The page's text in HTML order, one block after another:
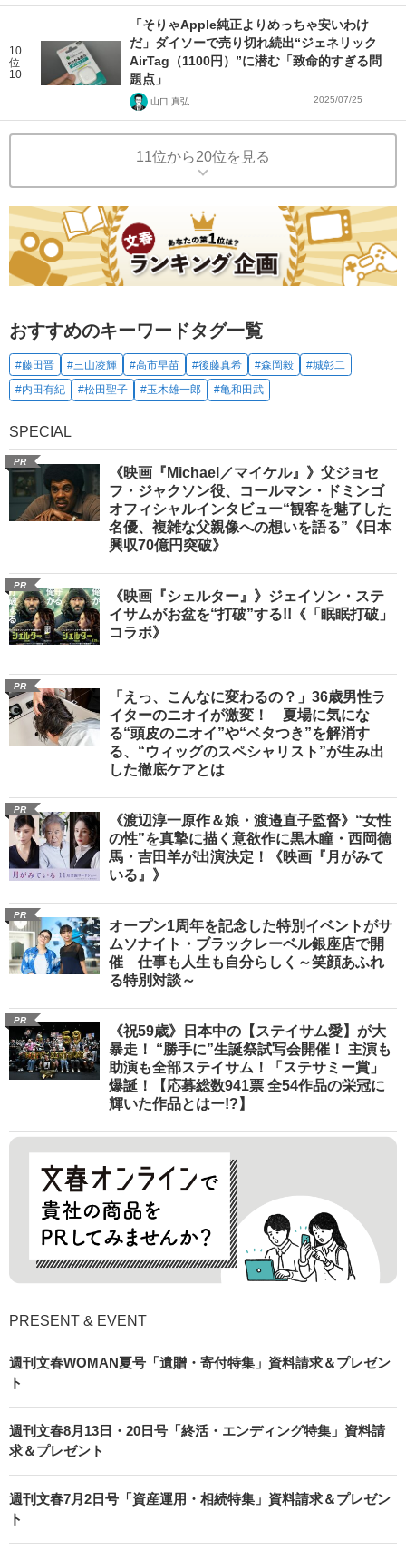
10
位
10
「そりゃApple純正よりめっちゃ安いわけ
だ」ダイソーで売り切れ続出“ジェネリック
AirTag（1100円）”に潜む「致命的すぎる問
題点」
山口 真弘 2025/07/25
11位から20位を見る
おすすめのキーワードタグ一覧
#藤田晋 #三山凌輝 #高市早苗 #後藤真希 #森岡毅
#城彰二
#内田有紀
#松田聖子 #玉木雄一郎 #亀和田武
SPECIAL
PR
《映画『Michael／マイケル』》父ジョセ
フ・ジャクソン役、コールマン・ドミンゴ
オフィシャルインタビュー“観客を魅了した
名優、複雑な父親像への想いを語る”《日本
興収70億円突破》
PR
《映画『シェルター』》ジェイソン・ステ
イサムがお盆を“打破”する!!《「眠眠打破」
コラボ》
PR
「えっ、こんなに変わるの？」36歳男性ラ
イターのニオイが激変！ 夏場に気にな
る“頭皮のニオイ”や“ベタつき”を解消す
る、“ウィッグのスペシャリスト”が生み出
した徹底ケアとは
PR
《渡辺淳一原作＆娘・渡邉直子監督》“女性
の性”を真摯に描く意欲作に黒木瞳・西岡德
馬・吉田羊が出演決定！《映画『月がみて
いる』》
PR
オープン1周年を記念した特別イベントがサ
ムソナイト・ブラックレーベル銀座店で開
催 仕事も人生も自分らしく～笑顔あふれ
る特別対談～
PR
《祝59歳》日本中の【ステイサム愛】が大
暴走！ “勝手に”生誕祭試写会開催！ 主演も
助演も全部ステイサム！「ステサミー賞」
爆誕！【応募総数941票 全54作品の栄冠に
輝いた作品とはー!?】
PRESENT & EVENT
週刊文春WOMAN夏号「遺贈・寄付特集」資料請求＆プレゼン
ト
週刊文春8月13日・20日号「終活・エンディング特集」資料請
求＆プレゼント
週刊文春7月2日号「資産運用・相続特集」資料請求＆プレゼン
ト